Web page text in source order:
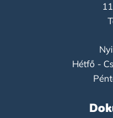
Hétfő -